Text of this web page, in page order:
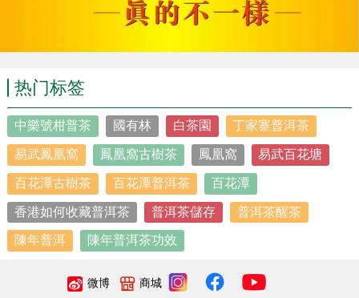
热门标签
中樂號柑普茶 國有林 白茶園 丁家寨普洱茶
易武鳳凰窩 鳳凰窩古樹茶 鳳凰窩 易武百花塘
百花潭古樹茶 百花潭普洱茶 百花潭
香港如何收藏普洱茶 普洱茶儲存 普洱茶醒茶
陳年普洱 陳年普洱茶功效
微博 商城